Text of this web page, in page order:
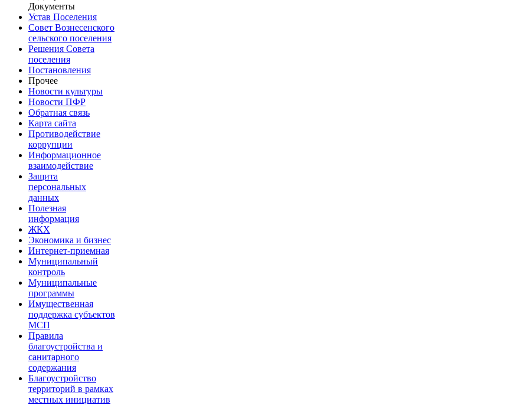
Документы
Устав Поселения
Совет Вознесенского
сельского поселения
Решения Совета
поселения
Постановления
Прочее
Новости культуры
Новости ПФР
Обратная связь
Карта сайта
Противодействие
коррупции
Информационное
взаимодействие
Защита
персональных
данных
Полезная
информация
ЖКХ
Экономика и бизнес
Интернет-приемная
Муниципальный
контроль
Муниципальные
программы
Имущественная
поддержка субъектов
МСП
Правила
благоустройства и
санитарного
содержания
Благоустройство
территорий в рамках
местных инициатив